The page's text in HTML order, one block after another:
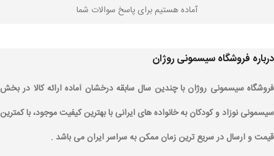
آماده هستیم برای پاسخ سوالات شما
درباره فروشگاه سیسمونی روژان
فروشگاه سیسمونی روژان با چندین سال سابقه درخشان آماده ارائه کالا در بخش
سیسمونی نوزاد و کودکان به خانواده های ایرانی با بهترین کیفیت موجود، با کمترین
قیمت و ارسال در سریع ترین زمان ممکن به سراسر ایران می باشد .